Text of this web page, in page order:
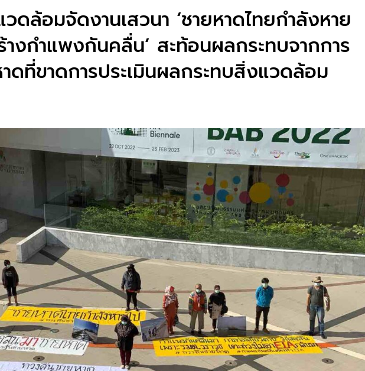
ดล้อมจัดงานเสวนา ‘ชายหาดไทยกำลังหาย
างกำแพงกันคลื่น’ สะท้อนผลกระทบจากการ
ดที่ขาดการประเมินผลกระทบสิ่งแวดล้อม